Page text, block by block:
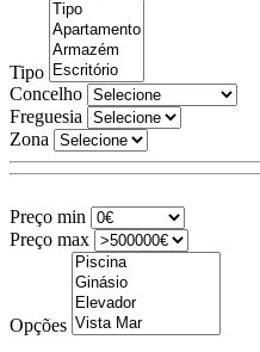
Tipo
Concelho
Freguesia
Zona
Preço min
Preço max
Opções